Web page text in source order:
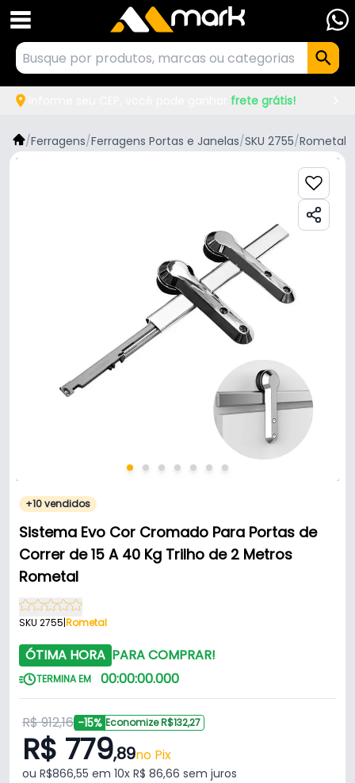
frete grátis!
/Ferragens/Ferragens Portas e Janelas/SKU 2755/Rometal
+10 vendidos
Sistema Evo Cor Cromado Para Portas de
Correr de 15 A 40 Kg Trilho de 2 Metros
Rometal
SKU 2755|Rometal
ÓTIMA HORA PARA COMPRAR!
TERMINA EM 00:00:00.000
R$ 912,16 -15% Economize R$132,27
R$ 779,89no Pix
ou R$866,55 em 10x R$ 86,66 sem juros